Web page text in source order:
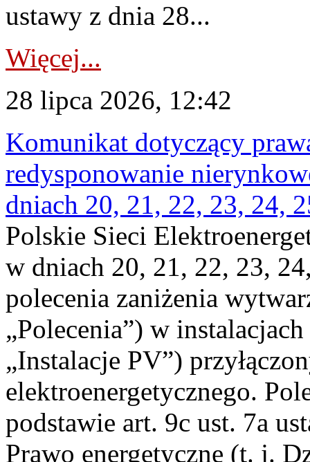
ustawy z dnia 28...
Więcej...
28 lipca 2026, 12:42
Komunikat dotyczący
redysponowanie
dniach 20, 21, 22, 23, 24,
Polskie Sieci
w dniach 20, 21, 22, 23,
polecenia zaniżenia
„Polecenia”) w
„Instalacje PV”)
elektroenergetycznego.
podstawie art. 9c ust. 7a
Prawo energetyczne (t. j.